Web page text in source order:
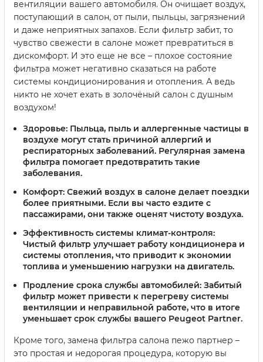
вентиляции вашего автомобиля. Он очищает воздух,
поступающий в салон, от пыли, пыльцы, загрязнений
и даже неприятных запахов. Если фильтр забит, то
чувство свежести в салоне может превратиться в
дискомфорт. И это еще не все – плохое состояние
фильтра может негативно сказаться на работе
системы кондиционирования и отопления. А ведь
никто не хочет ехать в золочёный салон с душным
воздухом!
Здоровье: Пыльца, пыль и аллергенные частицы в
воздухе могут стать причиной аллергий и
респираторных заболеваний. Регулярная замена
фильтра помогает предотвратить такие
заболевания.
Комфорт: Свежий воздух в салоне делает поездки
более приятными. Если вы часто ездите с
пассажирами, они также оценят чистоту воздуха.
Эффективность системы климат-контроля:
Чистый фильтр улучшает работу кондиционера и
системы отопления, что приводит к экономии
топлива и уменьшению нагрузки на двигатель.
Продление срока службы автомобилей: Забитый
фильтр может привести к перегреву системы
вентиляции и неправильной работе, что в итоге
уменьшает срок службы вашего Peugeot Partner.
Кроме того, замена фильтра салона пежо партнер –
это простая и недорогая процедура, которую вы